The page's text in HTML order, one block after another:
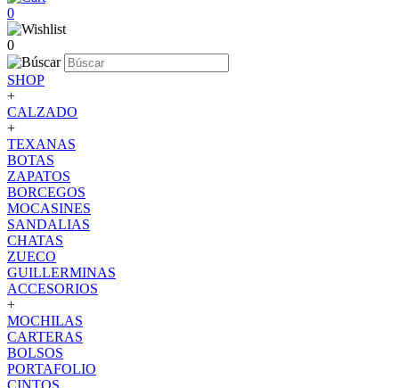
0
0
SHOP
+
CALZADO
+
TEXANAS
BOTAS
ZAPATOS
BORCEGOS
MOCASINES
SANDALIAS
CHATAS
ZUECO
GUILLERMINAS
ACCESORIOS
+
MOCHILAS
CARTERAS
BOLSOS
PORTAFOLIO
CINTOS